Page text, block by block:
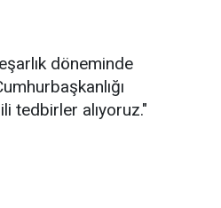
döneminde
tedbirler alıyoruz."